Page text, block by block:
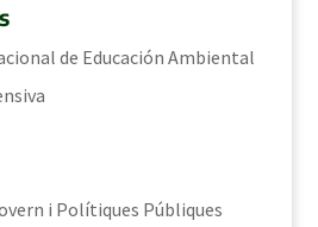
de Educación Ambiental
i Polítiques Públiques